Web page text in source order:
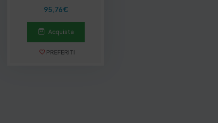
95,76€
Acquista
PREFERITI